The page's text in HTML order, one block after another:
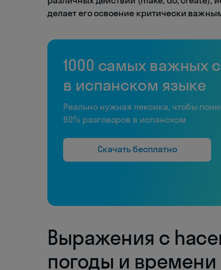
делает его освоение критически
1000 самых важных
в испанском языке
Реально нужная лексика, чтобы
60% разговоров в испанском
Скачать бесплатно
Выражения с
погоды и времени